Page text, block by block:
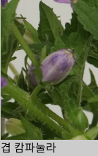
겹 캄파눌라